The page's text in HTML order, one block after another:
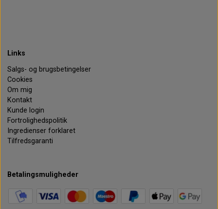
Links
Salgs- og brugsbetingelser
Cookies
Om mig
Kontakt
Kunde login
Fortrolighedspolitik
Ingredienser forklaret
Tilfredsgaranti
Betalingsmuligheder